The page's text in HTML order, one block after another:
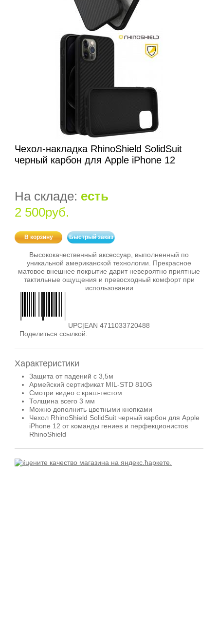
Чехол-накладка RhinoShield SolidSuit
черный карбон для Apple iPhone 12
На складе: есть
2 500руб.
В корзину Быстрый заказ
Высококачественный аксессуар, выполненный по
уникальной американской технологии. Прекрасное
матовое внешнее покрытие дарит невероятно приятные
тактильные ощущения и превосходный комфорт при
использовании
UPC|EAN 4711033720488
Поделиться ссылкой:
Характеристики
Защита от падений с 3,5м
Армейский сертификат MIL-STD 810G
Смотри видео с краш-тестом
Толщина всего 3 мм
Можно дополнить цветными кнопками
Чехол RhinoShield SolidSuit черный карбон для Apple
iPhone 12 от команды гениев и перфекционистов
RhinoShield